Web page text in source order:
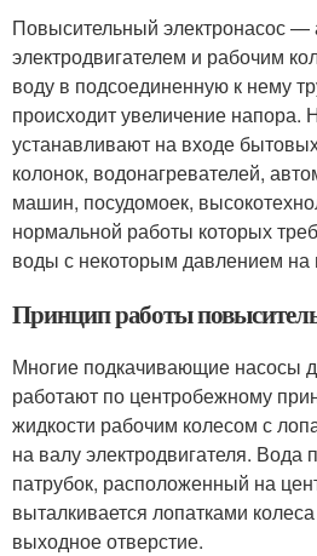
Повысительный электронасос —
электродвигателем и рабочим
воду в подсоединенную к нему
происходит увеличение напора.
устанавливают на входе
колонок, водонагревателей,
машин, посудомоек,
нормальной работы которых
воды с некоторым давлением на
Принцип работы
Многие подкачивающие насосы
работают по центробежному
жидкости рабочим колесом с
на валу электродвигателя. Вода
патрубок, расположенный на
выталкивается лопатками
выходное отверстие.